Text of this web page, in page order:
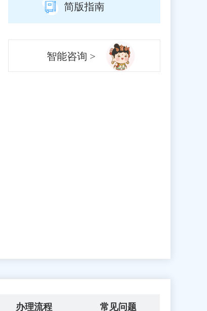
简版指南
智能咨询 >
办理流程 常见问题